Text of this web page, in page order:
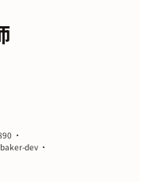
•
dev •